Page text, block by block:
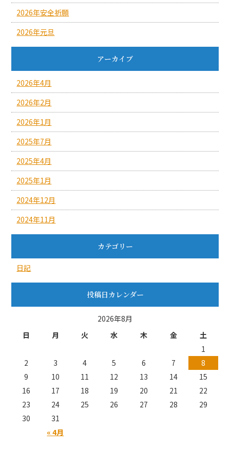
2026年安全祈願
2026年元旦
アーカイブ
2026年4月
2026年2月
2026年1月
2025年7月
2025年4月
2025年1月
2024年12月
2024年11月
カテゴリー
日記
投稿日カレンダー
2026年8月
日
月 火 水 木 金 土
« 4月
1
2
3 4 5 6 7
8
9
10 11 12 13 14
15
16
17 18 19 20 21
22
23
24 25 26 27 28
29
30
31